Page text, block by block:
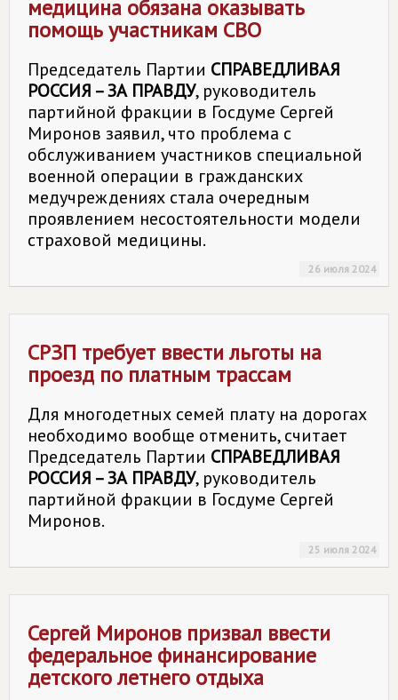
медицина обязана оказывать
помощь участникам СВО
Председатель Партии СПРАВЕДЛИВАЯ
РОССИЯ – ЗА ПРАВДУ, руководитель
партийной фракции в Госдуме Сергей
Миронов заявил, что проблема с
обслуживанием участников специальной
военной операции в гражданских
медучреждениях стала очередным
проявлением несостоятельности модели
страховой медицины.
26 июля 2024
СРЗП требует ввести льготы на
проезд по платным трассам
Для многодетных семей плату на дорогах
необходимо вообще отменить, считает
Председатель Партии СПРАВЕДЛИВАЯ
РОССИЯ – ЗА ПРАВДУ, руководитель
партийной фракции в Госдуме Сергей
Миронов.
25 июля 2024
Сергей Миронов призвал ввести
федеральное финансирование
детского летнего отдыха